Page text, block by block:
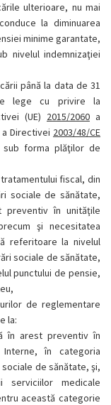
ulterioare, nu mai
la diminuarea
minime garantate,
nivelul indemnizaţiei
până la data de 31
lege cu privire la
(UE) 2015/2060 a
Directivei 2003/48/CE
sub forma plăţilor de
fiscal, din
sociale de sănătate,
în unităţile
şi necesitatea
referitoare la nivelul
sociale de sănătate,
punctului de pensie,
de reglementare
la:
în arest preventiv în
Interne, în categoria
de sănătate, şi,
serviciilor medicale
această categorie